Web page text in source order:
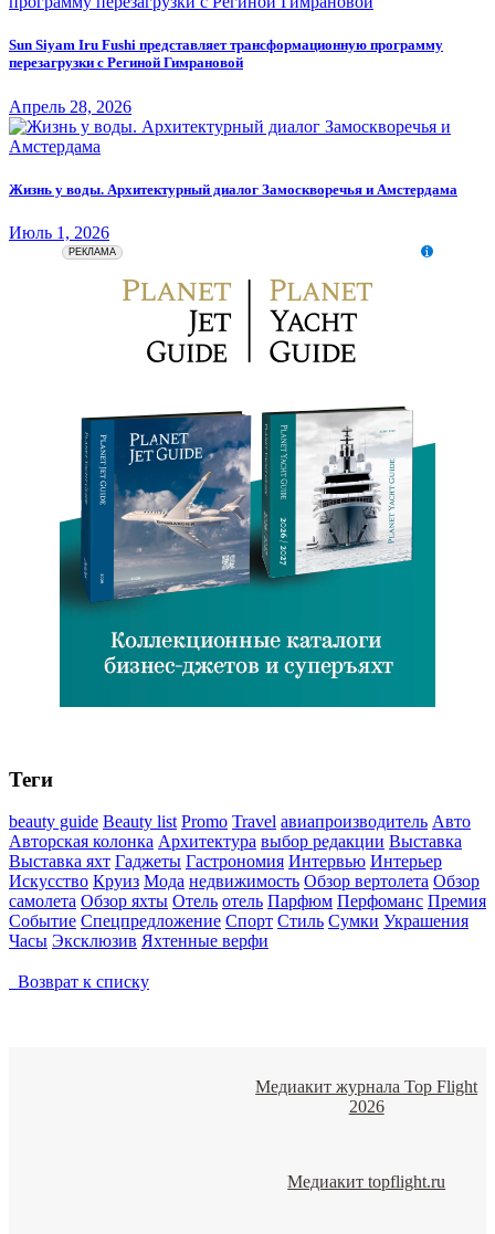
Sun Siyam Iru Fushi представляет трансформационную программу
перезагрузки с Региной Гимрановой
Апрель 28, 2026
Жизнь у воды. Архитектурный диалог Замоскворечья и Амстердама
Июль 1, 2026
erid: 2SDnjeZkchy
РЕКЛАМА
ООО "Авиапромо" Местонахождение: 119435, г. Москва,
Большой Саввинский пер., д. 9, стр. 1 ОГРН: 1177746531137
Теги
beauty guide Beauty list Promo Travel авиапроизводитель Авто
Авторская колонка Архитектура выбор редакции Выставка
Выставка яхт Гаджеты Гастрономия Интервью Интерьер
Искусство Круиз Мода недвижимость Обзор вертолета Обзор
самолета Обзор яхты Отель отель Парфюм Перфоманс Премия
Событие Спецпредложение Спорт Стиль Сумки Украшения
Часы Эксклюзив Яхтенные верфи
Возврат к списку
Медиакит журнала Top Flight
2026
Медиакит topflight.ru